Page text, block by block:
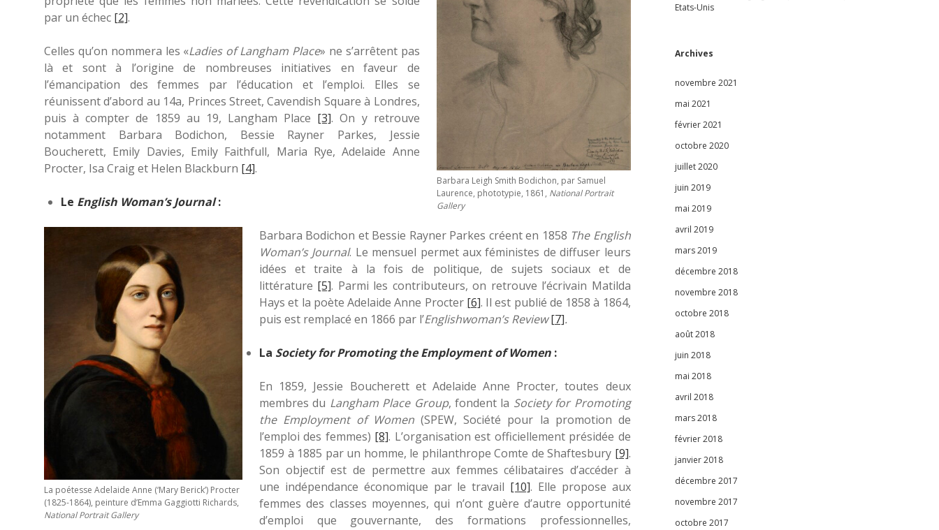
Barbara Leigh Smith Bodichon, par Samuel
Laurence, phototypie, 1861, National Portrait
Gallery
par un échec [2].
Celles qu’on nommera les «Ladies of Langham Place» ne s’arrêtent pas
là et sont à l’origine de nombreuses initiatives en faveur de
l’émancipation des femmes par l’éducation et l’emploi. Elles se
réunissent d’abord au 14a, Princes Street, Cavendish Square à Londres,
puis à compter de 1859 au 19, Langham Place [3]. On y retrouve
notamment Barbara Bodichon, Bessie Rayner Parkes, Jessie
Boucherett, Emily Davies, Emily Faithfull, Maria Rye, Adelaide Anne
Procter, Isa Craig et Helen Blackburn [4].
Le English Woman’s Journal:
La poétesse Adelaide Anne (‘Mary Berick’) Procter
(1825-1864), peinture d’Emma Gaggiotti Richards,
National Portrait Gallery
Barbara Bodichon et Bessie Rayner Parkes créent en 1858 The English
Woman’s Journal. Le mensuel permet aux féministes de diffuser leurs
idées et traite à la fois de politique, de sujets sociaux et de
littérature [5]. Parmi les contributeurs, on retrouve l’écrivain Matilda
Hays et la poète Adelaide Anne Procter [6]. Il est publié de 1858 à 1864,
puis est remplacé en 1866 par l’Englishwoman’s Review[7].
La Society for Promoting the Employment of Women :
En 1859, Jessie Boucherett et Adelaide Anne Procter, toutes deux
membres du Langham Place Group, fondent la Society for Promoting
the Employment of Women(SPEW, Société pour la promotion de
l’emploi des femmes) [8]. L’organisation est officiellement présidée de
1859 à 1885 par un homme, le philanthrope Comte de Shaftesbury [9].
Son objectif est de permettre aux femmes célibataires d’accéder à
une indépendance économique par le travail [10]. Elle propose aux
femmes des classes moyennes, qui n’ont guère d’autre opportunité
d’emploi que gouvernante, des formations professionnelles,
Etats-Unis
Archives
novembre 2021
mai 2021
février 2021
octobre 2020
juillet 2020
juin 2019
mai 2019
avril 2019
mars 2019
décembre 2018
novembre 2018
octobre 2018
août 2018
juin 2018
mai 2018
avril 2018
mars 2018
février 2018
janvier 2018
décembre 2017
novembre 2017
octobre 2017